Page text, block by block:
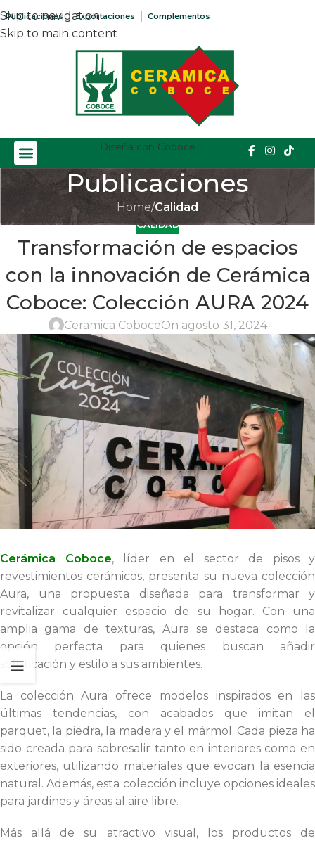
Skip to navigation
Skip to main content
Publicaciones Exportaciones Complementos
Diseña con Coboce
Publicaciones
Home/Calidad
CALIDAD
Transformación de espacios
con la innovación de Cerámica
Coboce: Colección AURA 2024
Ceramica CoboceOn agosto 31, 2024
Cerámica Coboce, líder en el sector de pisos y
revestimientos cerámicos, presenta su nueva colección
Aura, una propuesta diseñada para transformar y
revitalizar cualquier espacio de su hogar. Con una
amplia gama de texturas, Aura se destaca como la
opción perfecta para quienes buscan añadir
sofisticación y estilo a sus ambientes.
La colección Aura ofrece modelos inspirados en las
últimas tendencias, con acabados que imitan el
parquet, la piedra, la madera y el mármol. Cada pieza ha
sido creada para sobresalir tanto en interiores como en
exteriores, utilizando materiales que evocan la esencia
natural. Además, esta colección incluye opciones ideales
para jardines y áreas al aire libre.
Más allá de su atractivo visual, los productos de